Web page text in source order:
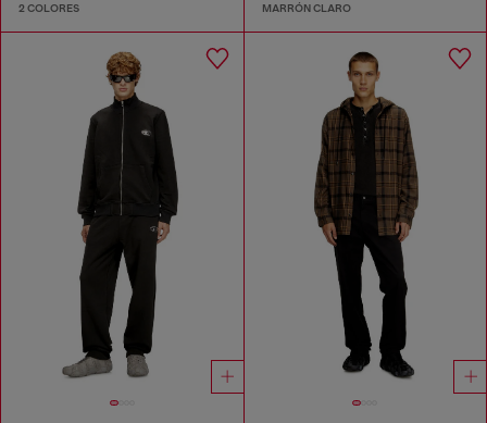
2 COLORES MARRÓN CLARO